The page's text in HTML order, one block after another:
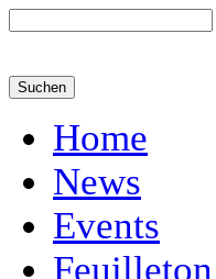
Home
News
Events
Feuilleton